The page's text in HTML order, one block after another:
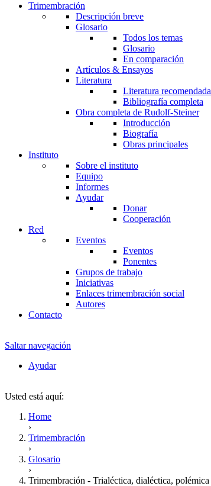
Trimembración
Descripción breve
Glosario
Todos los temas
Glosario
En comparación
Artículos & Ensayos
Literatura
Literatura recomendada
Bibliografía completa
Obra completa de Rudolf-Steiner
Introducción
Biografía
Obras principales
Instituto
Sobre el instituto
Equipo
Informes
Ayudar
Donar
Cooperación
Red
Eventos
Eventos
Ponentes
Grupos de trabajo
Iniciativas
Enlaces trimembración social
Autores
Contacto
Saltar navegación
Ayudar
Usted está aquí:
Home
›
Trimembración
›
Glosario
›
Trimembración - Trialéctica, dialéctica, polémica